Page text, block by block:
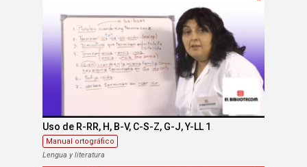
Uso de R-RR, H, B-V, C-S-Z, G-J, Y-LL 1
Manual ortográfico
Lengua y literatura